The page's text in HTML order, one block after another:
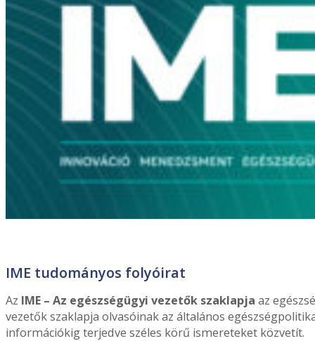
IME tudományos folyóirat
Az IME – Az egészségügyi vezetők szaklapja az
vezetők szaklapja olvasóinak az általános
információkig terjedve széles körű ismereteket közvetít.